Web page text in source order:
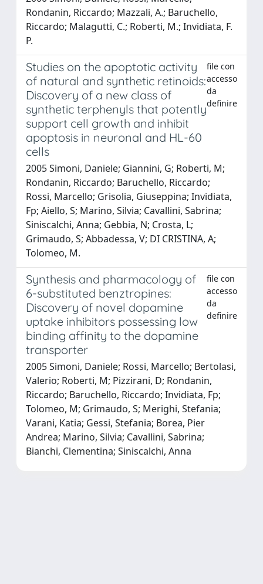
Rondanin, Riccardo; Mazzali, A.; Baruchello,
Riccardo; Malagutti, C.; Roberti, M.; Invidiata, F.
P.
Studies on the apoptotic activity
of natural and synthetic retinoids:
Discovery of a new class of
synthetic terphenyls that potently
support cell growth and inhibit
apoptosis in neuronal and HL-60
cells
file con
accesso
da
definire
2005 Simoni, Daniele; Giannini, G; Roberti, M;
Rondanin, Riccardo; Baruchello, Riccardo;
Rossi, Marcello; Grisolia, Giuseppina; Invidiata,
Fp; Aiello, S; Marino, Silvia; Cavallini, Sabrina;
Siniscalchi, Anna; Gebbia, N; Crosta, L;
Grimaudo, S; Abbadessa, V; DI CRISTINA, A;
Tolomeo, M.
Synthesis and pharmacology of
6-substituted benztropines:
Discovery of novel dopamine
uptake inhibitors possessing low
binding affinity to the dopamine
transporter
file con
accesso
da
definire
2005 Simoni, Daniele; Rossi, Marcello; Bertolasi,
Valerio; Roberti, M; Pizzirani, D; Rondanin,
Riccardo; Baruchello, Riccardo; Invidiata, Fp;
Tolomeo, M; Grimaudo, S; Merighi, Stefania;
Varani, Katia; Gessi, Stefania; Borea, Pier
Andrea; Marino, Silvia; Cavallini, Sabrina;
Bianchi, Clementina; Siniscalchi, Anna